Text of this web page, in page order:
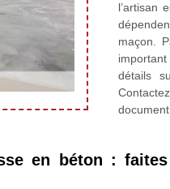
l’artisan
maçon.
détails
document.
en béton :